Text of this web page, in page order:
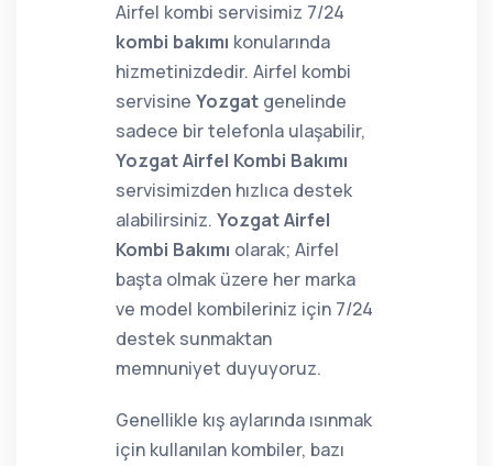
Airfel kombi servisimiz 7/24
kombi bakımı konularında
hizmetinizdedir. Airfel kombi
servisine Yozgat genelinde
sadece bir telefonla ulaşabilir,
Yozgat Airfel Kombi Bakımı
servisimizden hızlıca destek
alabilirsiniz. Yozgat Airfel
Kombi Bakımı olarak; Airfel
başta olmak üzere her marka
ve model kombileriniz için 7/24
destek sunmaktan
memnuniyet duyuyoruz.
Genellikle kış aylarında ısınmak
için kullanılan kombiler, bazı